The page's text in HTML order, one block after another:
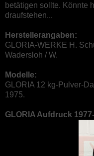
betätigen sollte. Könnte
draufstehen...
Herstellerangaben:
GLORIA-WERKE H.
Wadersloh / W.
Modelle:
GLORIA 12 kg-Pulver-
1975.
GLORIA Aufdruck